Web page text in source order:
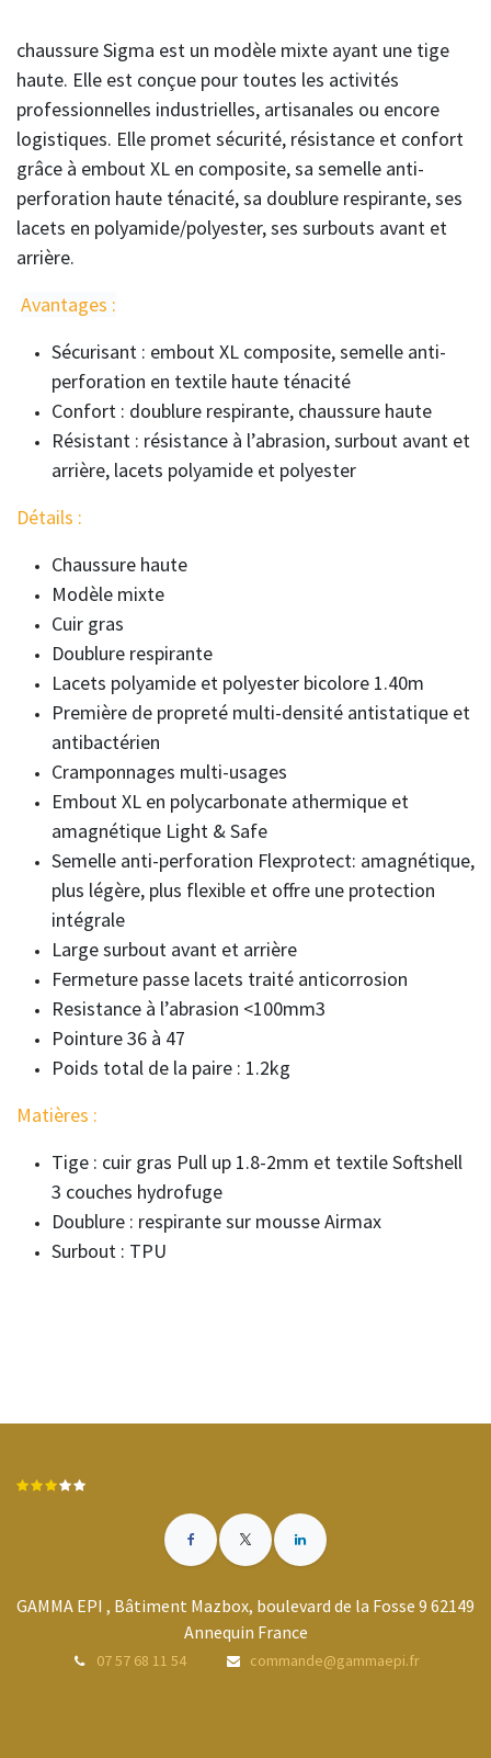
chaussure Sigma est un modèle mixte ayant une tige
haute. Elle est conçue pour toutes les activités
professionnelles industrielles, artisanales ou encore
logistiques. Elle promet sécurité, résistance et confort
grâce à embout XL en composite, sa semelle anti-
perforation haute ténacité, sa doublure respirante, ses
lacets en polyamide/polyester, ses surbouts avant et
arrière.
Avantages :
Sécurisant : embout XL composite, semelle anti-
perforation en textile haute ténacité
Confort : doublure respirante, chaussure haute
Résistant : résistance à l’abrasion, surbout avant et
arrière, lacets polyamide et polyester
Détails :
Chaussure haute
Modèle mixte
Cuir gras
Doublure respirante
Lacets polyamide et polyester bicolore 1.40m
Première de propreté multi-densité antistatique et
antibactérien
Cramponnages multi-usages
Embout XL en polycarbonate athermique et
amagnétique Light & Safe
Semelle anti-perforation Flexprotect: amagnétique,
plus légère, plus flexible et offre une protection
intégrale
Large surbout avant et arrière
Fermeture passe lacets traité anticorrosion
Resistance à l’abrasion <100mm3
Pointure 36 à 47
Poids total de la paire : 1.2kg
Matières :
Tige : cuir gras Pull up 1.8-2mm et textile Softshell
3 couches hydrofuge
Doublure : respirante sur mousse Airmax
Surbout : TPU
GAMMA EPI , Bâtiment Mazbox, boulevard de la Fosse 9 62149
Annequin France
07 57 68 11 54 commande@gammaepi.fr